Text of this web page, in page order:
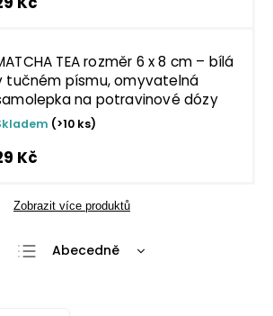
TEA rozměr 6 x 8 cm – bílá
tučném písmu, omyvatelná
na potravinové dózy
(>10 ks)
Kč
Zobrazit více produktů
Abecedně